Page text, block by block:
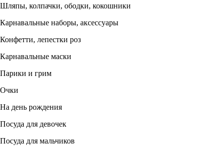
Шляпы, колпачки, ободки, кокошники
Карнавальные наборы, аксессуары
Конфетти, лепестки роз
Карнавальные маски
Парики и грим
Очки
На день рождения
Посуда для девочек
Посуда для мальчиков